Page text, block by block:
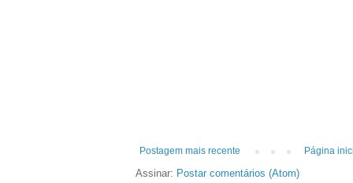
Postagem mais recente Página
Assinar: Postar comentários (Atom)